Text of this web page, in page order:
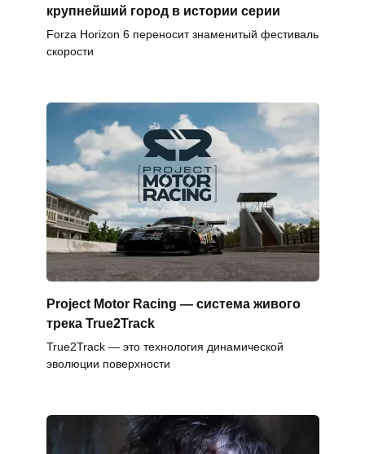
крупнейший город в истории серии
Forza Horizon 6 переносит знаменитый фестиваль
скорости
Project Motor Racing — система живого
трека True2Track
True2Track — это технология динамической
эволюции поверхности